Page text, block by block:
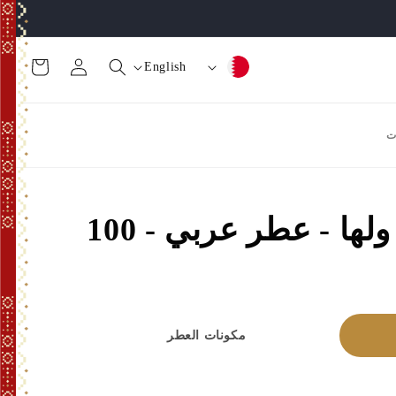
/
English
الدخولالتسوق
أصيل الفرد - له ولها - عطر عربي - 100
مكونات العطر